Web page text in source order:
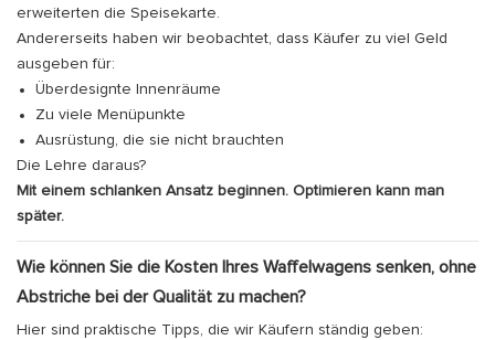
erweiterten die Speisekarte.
Andererseits haben wir beobachtet, dass Käufer zu viel Geld
ausgeben für:
Überdesignte Innenräume
Zu viele Menüpunkte
Ausrüstung, die sie nicht brauchten
Die Lehre daraus?
Mit einem schlanken Ansatz beginnen. Optimieren kann man
später.
Wie können Sie die Kosten Ihres Waffelwagens senken, ohne
Abstriche bei der Qualität zu machen?
Hier sind praktische Tipps, die wir Käufern ständig geben: